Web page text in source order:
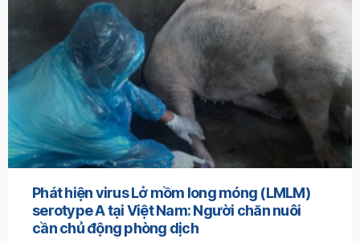
Phát hiện virus Lở mồm long móng (LMLM)
serotype A tại Việt Nam: Người chăn nuôi
cần chủ động phòng dịch